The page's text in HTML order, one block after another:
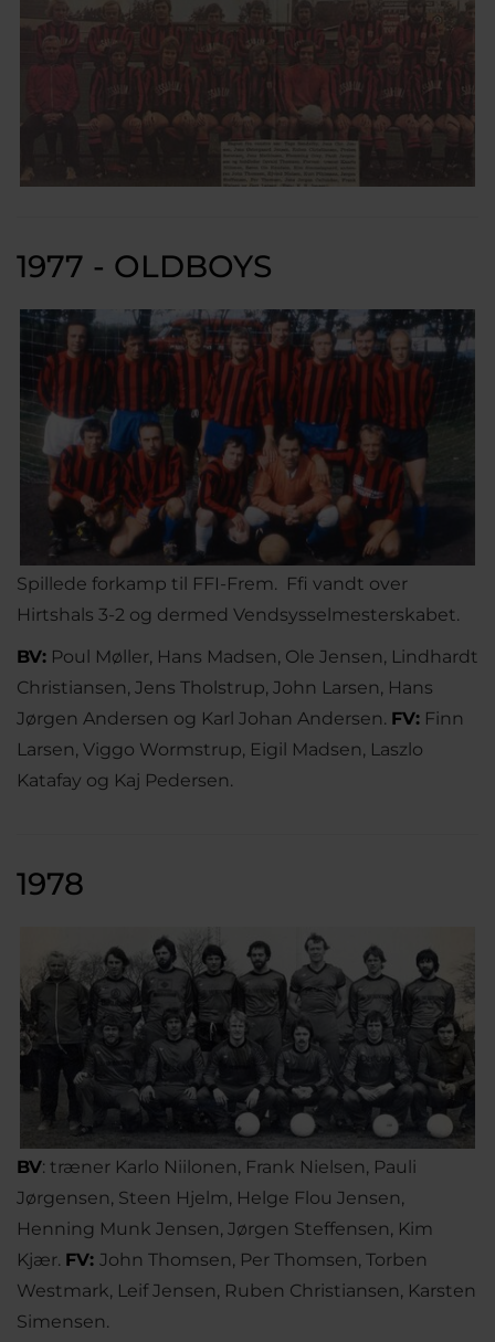
1977 - OLDBOYS
Spillede forkamp til FFI-Frem. Ffi vandt over
Hirtshals 3-2 og dermed Vendsysselmesterskabet.
BV: Poul Møller, Hans Madsen, Ole Jensen, Lindhardt
Christiansen, Jens Tholstrup, John Larsen, Hans
Jørgen Andersen og Karl Johan Andersen. FV: Finn
Larsen, Viggo Wormstrup, Eigil Madsen, Laszlo
Katafay og Kaj Pedersen.
1978
BV: træner Karlo Niilonen, Frank Nielsen, Pauli
Jørgensen, Steen Hjelm, Helge Flou Jensen,
Henning Munk Jensen, Jørgen Steffensen, Kim
Kjær. FV: John Thomsen, Per Thomsen, Torben
Westmark, Leif Jensen, Ruben Christiansen, Karsten
Simensen.